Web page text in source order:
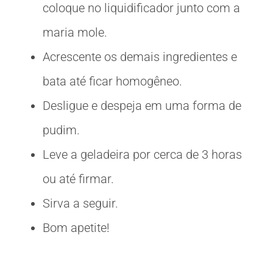
coloque no liquidificador junto com a
maria mole.
Acrescente os demais ingredientes e
bata até ficar homogêneo.
Desligue e despeja em uma forma de
pudim.
Leve a geladeira por cerca de 3 horas
ou até firmar.
Sirva a seguir.
Bom apetite!